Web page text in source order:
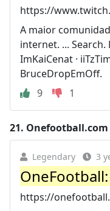
https://
A maior
internet. ... Search.
ImKaiCenat ·
BruceDropEmOff.
9
1
21. Onefootball.com
Legendary 3
https://